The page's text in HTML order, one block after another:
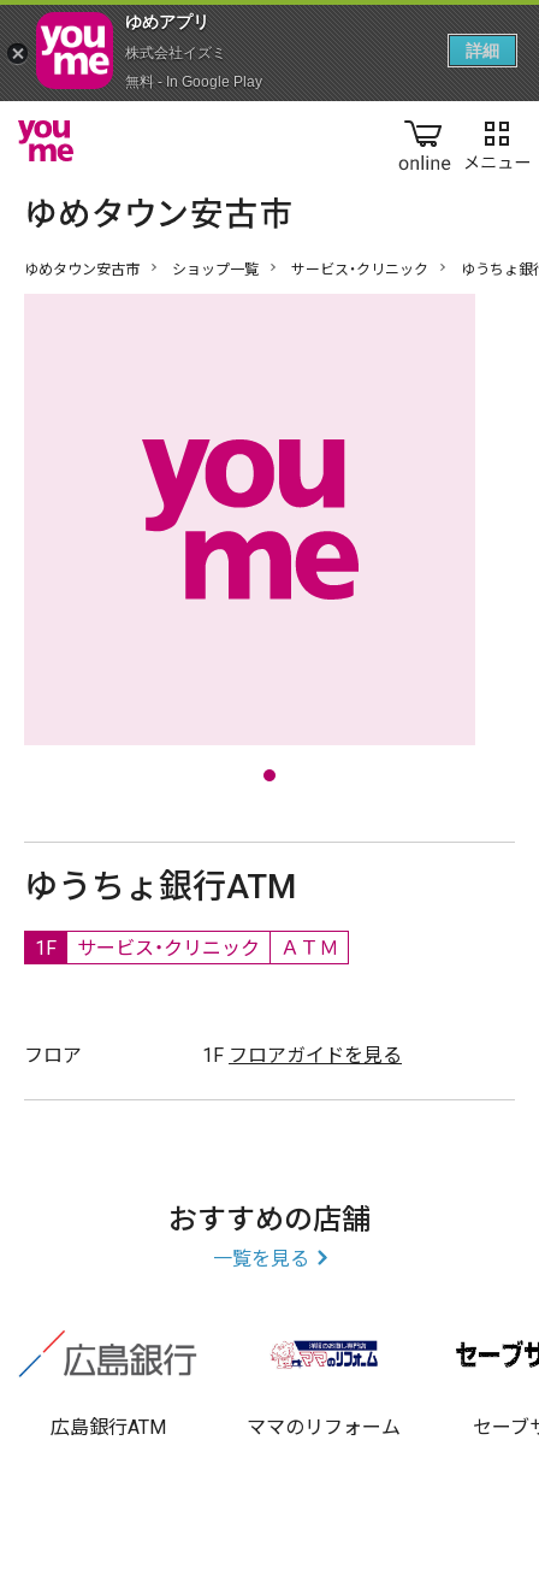
online
ゆめタウン安古市 ショップ一覧 サービス・クリニック ゆうちょ銀
ゆうちょ銀行ATM
1F サービス・クリニック ＡＴＭ
フロア 1F フロアガイドを見る
おすすめの店舗
一覧を見る
広島銀行ATM ママのリフォーム セーブ
ゆめアプ‪リ‬
株式会社イズミ
無料 - In Google Play
詳細